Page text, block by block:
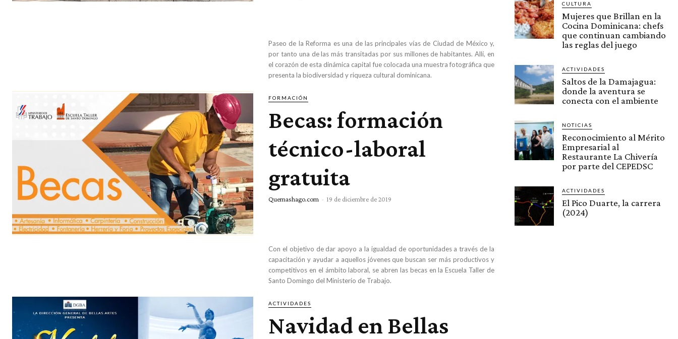
Paseo de la Reforma es una de las principales vías de Ciudad de México y,
por tanto una de las más transitadas por sus millones de habitantes. Allí, en
el corazón de esta dinámica capital fue colocada una muestra fotográfica que
presenta la biodiversidad y riqueza cultural dominicana.
FORMACIÓN
Becas: formación
técnico-laboral
gratuita
Quemashago.com - 19 de diciembre de 2019
Con el objetivo de dar apoyo a la igualdad de oportunidades a través de la
capacitación y ayudar a aquellos jóvenes que buscan ser más productivos y
competitivos en el ámbito laboral, se abren las becas en la Escuela Taller de
Santo Domingo del Ministerio de Trabajo.
ACTIVIDADES
Navidad en Bellas
CULTURA
Mujeres que Brillan en la
Cocina Dominicana: chefs
que continuan cambiando
las reglas del juego
ACTIVIDADES
Saltos de la Damajagua:
donde la aventura se
conecta con el ambiente
NOTICIAS
Reconocimiento al Mérito
Empresarial al
Restaurante La Chivería
por parte del CEPEDSC
ACTIVIDADES
El Pico Duarte, la carrera
(2024)